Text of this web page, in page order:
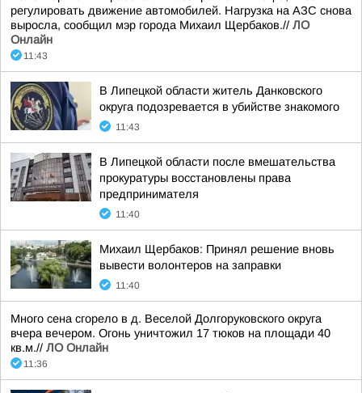
регулировать движение автомобилей. Нагрузка на АЗС снова
выросла, сообщил мэр города Михаил Щербаков.// ЛО
Онлайн
11:43
В Липецкой области житель Данковского
округа подозревается в убийстве знакомого
11:43
В Липецкой области после вмешательства
прокуратуры восстановлены права
предпринимателя
11:40
Михаил Щербаков: Принял решение вновь
вывести волонтеров на заправки
11:40
Много сена сгорело в д. Веселой Долгоруковского округа
вчера вечером. Огонь уничтожил 17 тюков на площади 40
кв.м.// ЛО Онлайн
11:36